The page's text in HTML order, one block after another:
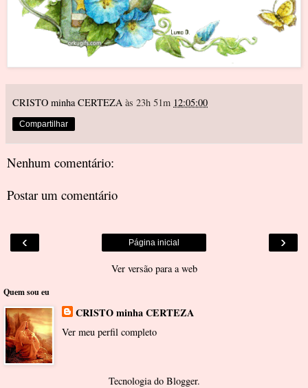
CRISTO minha CERTEZA às 23h 51m 12:05:00
Compartilhar
Nenhum comentário:
Postar um comentário
‹ ›
Página inicial
Ver versão para a web
Quem sou eu
CRISTO minha CERTEZA
Ver meu perfil completo
Tecnologia do Blogger.